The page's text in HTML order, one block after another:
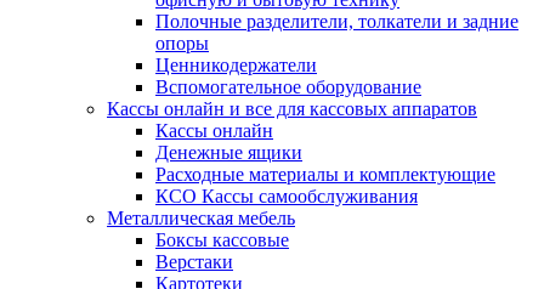
Полочные разделители, толкатели и задние
опоры
Ценникодержатели
Вспомогательное оборудование
Кассы онлайн и все для кассовых аппаратов
Кассы онлайн
Денежные ящики
Расходные материалы и комплектующие
КСО Кассы самообслуживания
Металлическая мебель
Боксы кассовые
Верстаки
Картотеки